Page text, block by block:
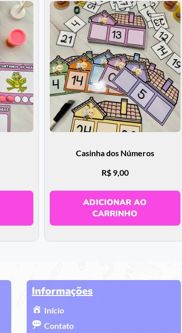
Casinha dos Números
R$9,00
ADICIONAR AO
CARRINHO
Informações
Início
Contato